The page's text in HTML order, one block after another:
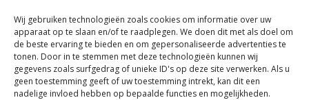
Wij gebruiken technologieën zoals cookies om informatie over uw
apparaat op te slaan en/of te raadplegen. We doen dit met als doel om
de beste ervaring te bieden en om gepersonaliseerde advertenties te
tonen. Door in te stemmen met deze technologieën kunnen wij
gegevens zoals surfgedrag of unieke ID's op deze site verwerken. Als u
geen toestemming geeft of uw toestemming intrekt, kan dit een
nadelige invloed hebben op bepaalde functies en mogelijkheden.
Retourneren en herroepen
BE0746.853.082